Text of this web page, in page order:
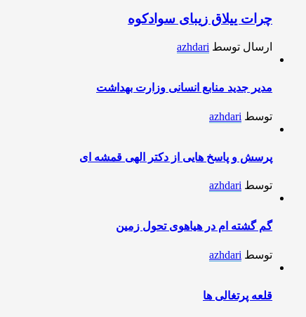
چرات ییلاق زیبای سوادکوه
ارسال توسط azhdari
مدیر جدید منابع انسانی وزارت بهداشت
توسط azhdari
پرسش و پاسخ هایی از دکتر الهی قمشه ای
توسط azhdari
گم گشته ام در هیاهوی تحول زمین
توسط azhdari
قلعه پرتغالی ها